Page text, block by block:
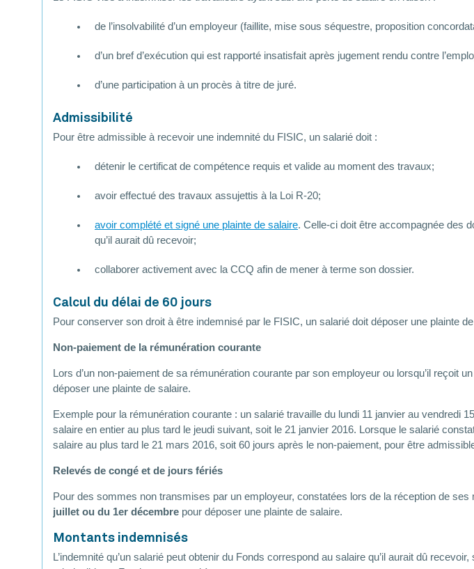
de l’insolvabilité d’un employeur (faillite, mise sous séquestre, proposition
d’un bref d’exécution qui est rapporté insatisfait après jugement rendu contre
d’une participation à un procès à titre de juré.
Admissibilité
Pour être admissible à recevoir une indemnité du FISIC, un salarié doit :
détenir le certificat de compétence requis et valide au moment des travaux;
avoir effectué des travaux assujettis à la Loi R-20;
avoir complété et signé une plainte de salaire. Celle-ci doit être accompagnée des
qu’il aurait dû recevoir;
collaborer activement avec la CCQ afin de mener à terme son dossier.
Calcul du délai de 60 jours
Pour conserver son droit à être indemnisé par le FISIC, un salarié doit déposer une plainte
Non-paiement de la rémunération courante
Lors d’un non-paiement de sa rémunération courante par son employeur ou lorsqu’il reçoit
déposer une plainte de salaire.
Exemple pour la rémunération courante : un salarié travaille du lundi 11 janvier au
salaire en entier au plus tard le jeudi suivant, soit le 21 janvier 2016. Lorsque le salarié
salaire au plus tard le 21 mars 2016, soit 60 jours après le non-paiement, pour être
Relevés de congé et de jours fériés
Pour des sommes non transmises par un employeur, constatées lors de la réception de
juillet ou du 1er décembre pour déposer une plainte de salaire.
Montants indemnisés
L’indemnité qu’un salarié peut obtenir du Fonds correspond au salaire qu’il aurait dû